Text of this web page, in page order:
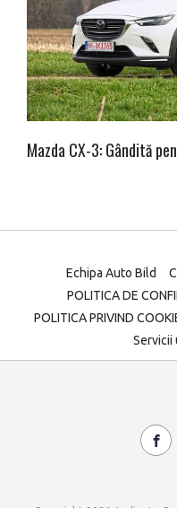
Mazda CX-3: Gândită
Echipa Auto Bild
POLITICA DE
POLITICA PRIVIND
Servicii